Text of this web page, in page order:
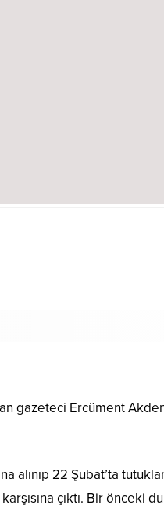
gazeteci Ercüment
alınıp 22 Şubat’ta
çıktı. Bir önceki